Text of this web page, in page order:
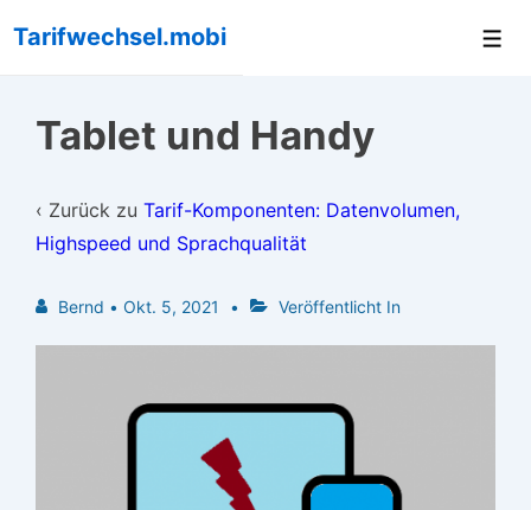
Zum
Tarifwechsel.mobi
Tablet und Handy
‹ Zurück zu Tarif-Komponenten: Datenvolumen,
Highspeed und Sprachqualität
Bernd • Okt. 5, 2021 Veröffentlicht In